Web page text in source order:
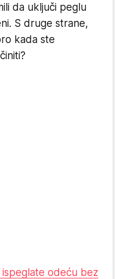
da uključi peglu
S druge strane,
kada ste
ispeglate odeću bez